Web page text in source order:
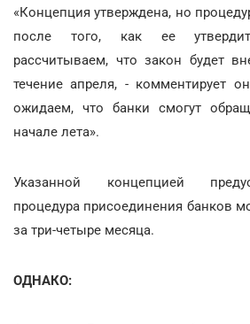
«Концепция утверждена, но
после того, как ее
рассчитываем, что закон будет
течение апреля, - комментирует
ожидаем, что банки смогут
начале лета».
Указанной концепцией
процедура присоединения банков
за три-четыре месяца.
ОДНАКО: